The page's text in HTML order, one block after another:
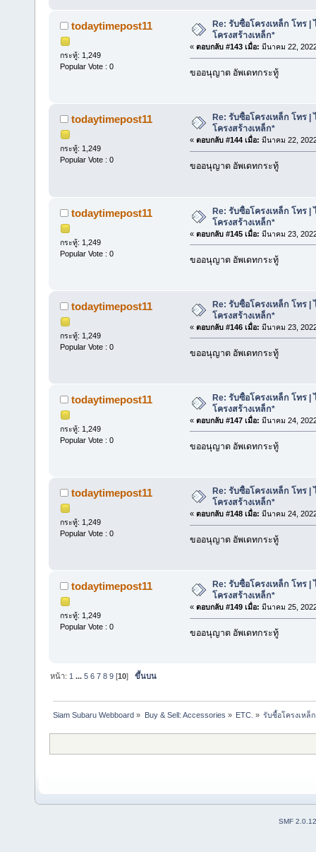
todaytimepost11
กระทู้: 1,249
Popular Vote : 0
Re: รับซื้อโครงเหล็ก โทร |
โครงสร้างเหล็ก*
« ตอบกลับ #143 เมื่อ: มีนาคม 22,
ขออนุญาต อัพเดทกระทู้
todaytimepost11
กระทู้: 1,249
Popular Vote : 0
Re: รับซื้อโครงเหล็ก โทร |
โครงสร้างเหล็ก*
« ตอบกลับ #144 เมื่อ: มีนาคม 22,
ขออนุญาต อัพเดทกระทู้
todaytimepost11
กระทู้: 1,249
Popular Vote : 0
Re: รับซื้อโครงเหล็ก โทร |
โครงสร้างเหล็ก*
« ตอบกลับ #145 เมื่อ: มีนาคม 23,
ขออนุญาต อัพเดทกระทู้
todaytimepost11
กระทู้: 1,249
Popular Vote : 0
Re: รับซื้อโครงเหล็ก โทร |
โครงสร้างเหล็ก*
« ตอบกลับ #146 เมื่อ: มีนาคม 23,
ขออนุญาต อัพเดทกระทู้
todaytimepost11
กระทู้: 1,249
Popular Vote : 0
Re: รับซื้อโครงเหล็ก โทร |
โครงสร้างเหล็ก*
« ตอบกลับ #147 เมื่อ: มีนาคม 24,
ขออนุญาต อัพเดทกระทู้
todaytimepost11
กระทู้: 1,249
Popular Vote : 0
Re: รับซื้อโครงเหล็ก โทร |
โครงสร้างเหล็ก*
« ตอบกลับ #148 เมื่อ: มีนาคม 24,
ขออนุญาต อัพเดทกระทู้
todaytimepost11
กระทู้: 1,249
Popular Vote : 0
Re: รับซื้อโครงเหล็ก โทร |
โครงสร้างเหล็ก*
« ตอบกลับ #149 เมื่อ: มีนาคม 25,
ขออนุญาต อัพเดทกระทู้
หน้า:1 ...5 6 7 8 9 [10]ขึ้นบน
Siam Subaru Webboard » Buy & Sell: Accessories » ETC. » รับซื้อโครงเหล็
SMF 2.0.12